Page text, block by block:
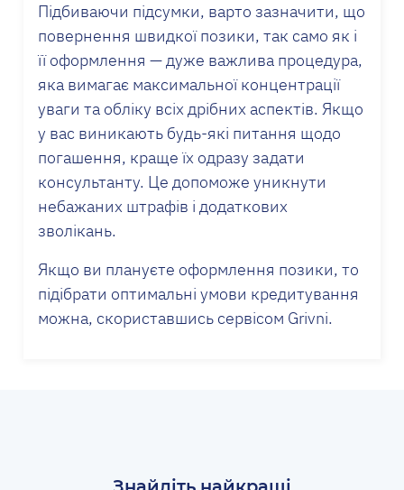
Підбиваючи підсумки, варто зазначити, що
повернення швидкої позики, так само як і
її оформлення — дуже важлива процедура,
яка вимагає максимальної концентрації
уваги та обліку всіх дрібних аспектів. Якщо
у вас виникають будь-які питання щодо
погашення, краще їх одразу задати
консультанту. Це допоможе уникнути
небажаних штрафів і додаткових
зволікань.
Якщо ви плануєте оформлення позики, то
підібрати оптимальні умови кредитування
можна, скориставшись сервісом Grivni.